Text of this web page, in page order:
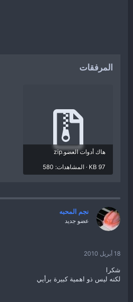
المرفقات
هاك أدوات العضو.zip
97 KB · المشاهدات: 580
نجم المحبه
عضو جديد
18 أبريل 2010
شكرا
لكنه ليس ذو اهمية كبيرة برأيي